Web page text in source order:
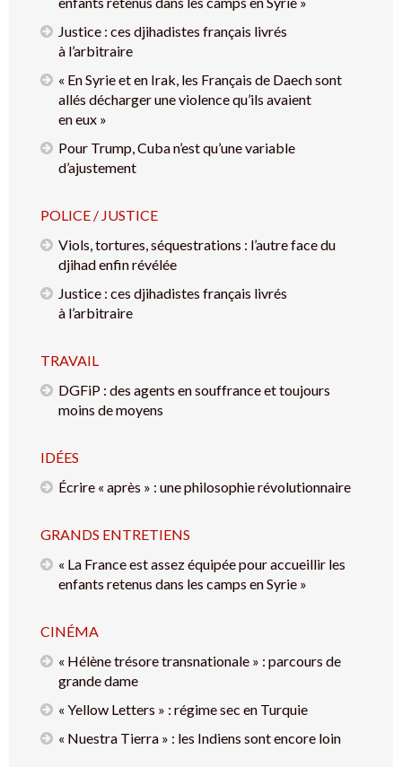
Justice : ces djihadistes français livrés
à l’arbitraire
« En Syrie et en Irak, les Français de Daech sont
allés décharger une violence qu’ils avaient
en eux »
Pour Trump, Cuba n’est qu’une variable
d’ajustement
POLICE / JUSTICE
Viols, tortures, séquestrations : l’autre face du
djihad enfin révélée
Justice : ces djihadistes français livrés
à l’arbitraire
TRAVAIL
DGFiP : des agents en souffrance et toujours
moins de moyens
IDÉES
Écrire « après » : une philosophie révolutionnaire
GRANDS ENTRETIENS
« La France est assez équipée pour accueillir les
enfants retenus dans les camps en Syrie »
CINÉMA
« Hélène trésore transnationale » : parcours de
grande dame
« Yellow Letters » : régime sec en Turquie
« Nuestra Tierra » : les Indiens sont encore loin